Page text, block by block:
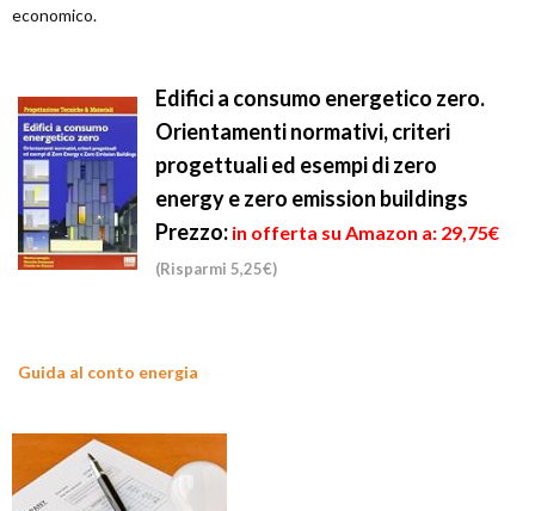
economico.
Edifici a consumo energetico zero.
Orientamenti normativi, criteri
progettuali ed esempi di zero
energy e zero emission buildings
Prezzo: in offerta su Amazon a: 29,75€
(Risparmi 5,25€)
Guida al conto energia